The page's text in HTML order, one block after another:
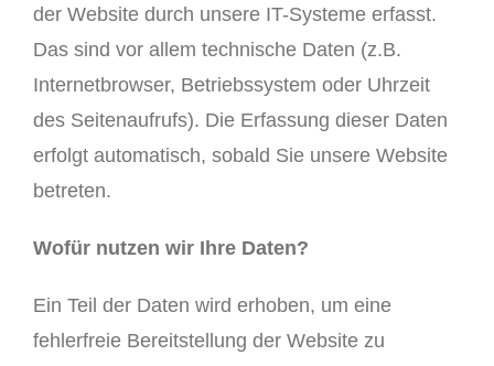
der Website durch unsere IT-Systeme erfasst.
Das sind vor allem technische Daten (z.B.
Internetbrowser, Betriebssystem oder Uhrzeit
des Seitenaufrufs). Die Erfassung dieser Daten
erfolgt automatisch, sobald Sie unsere Website
betreten.
Wofür nutzen wir Ihre Daten?
Ein Teil der Daten wird erhoben, um eine
fehlerfreie Bereitstellung der Website zu